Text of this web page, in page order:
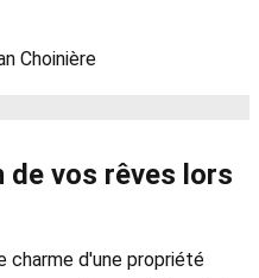
Choinière
de vos rêves lors
charme d'une propriété